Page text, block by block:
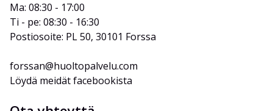
Ma: 08:30 - 17:00
Ti - pe: 08:30 - 16:30
Postiosoite: PL 50, 30101 Forssa
forssan@huoltopalvelu.com
Löydä meidät facebookista